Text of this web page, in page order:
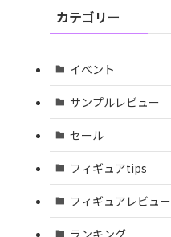
カテゴリー
イベント
サンプルレビュー
セール
フィギュアtips
フィギュアレビュー
ランキング